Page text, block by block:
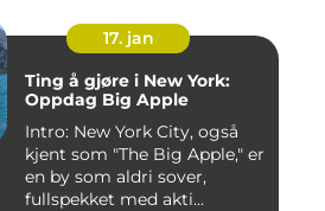
17. jan
Ting å gjøre i New York:
Oppdag Big Apple
Intro: New York City, også
kjent som "The Big Apple," er
en by som aldri sover,
fullspekket med akti...